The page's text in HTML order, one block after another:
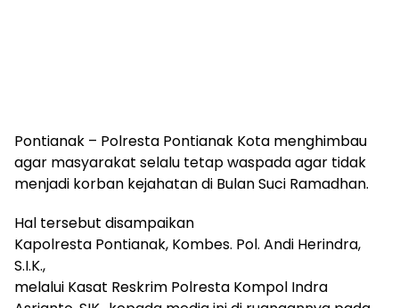
Pontianak – Polresta Pontianak Kota menghimbau
agar masyarakat selalu tetap waspada agar tidak
menjadi korban kejahatan di Bulan Suci Ramadhan.
Hal tersebut disampaikan
Kapolresta Pontianak, Kombes. Pol. Andi Herindra,
S.I.K.,
melalui Kasat Reskrim Polresta Kompol Indra